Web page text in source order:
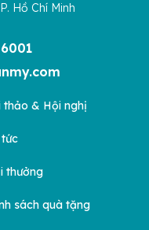
Hồ Chí Minh
thảo & Hội nghị
tức
thưởng
sách quà tặng